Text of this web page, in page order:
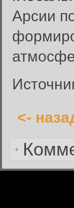
Арсии
<-
Вход в систему
Имя пользователя: